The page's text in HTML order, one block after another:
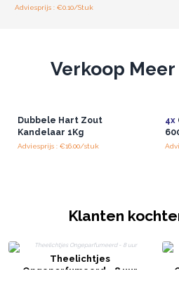
Adviesprijs : €0.10/Stuk
Verkoop
Dubbele Hart Zout
Kandelaar 1Kg
Adviesprijs : €16.00/stuk
4x
Klanten
Theelichtjes
Ongeparfumeerd - 8 uur